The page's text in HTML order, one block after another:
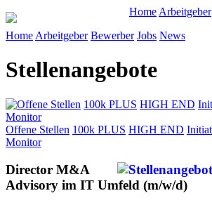
Home Arbeitgeber
Home Arbeitgeber Bewerber Jobs News
Stellenangebote
Offene Stellen 100k PLUS HIGH END
Monitor
Offene Stellen 100k PLUS HIGH END
Monitor
Director M&A
Advisory im IT Umfeld (m/w/d)